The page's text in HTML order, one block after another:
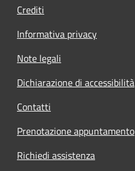
Crediti
Informativa privacy
Note legali
Dichiarazione di accessibilità
Contatti
Prenotazione appuntamento
Richiedi assistenza